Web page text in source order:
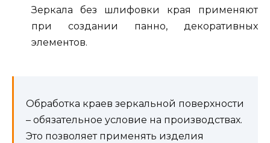
Зеркала без шлифовки края применяют
при создании панно, декоративных
элементов.
Обработка краев зеркальной поверхности
– обязательное условие на производствах.
Это позволяет применять изделия